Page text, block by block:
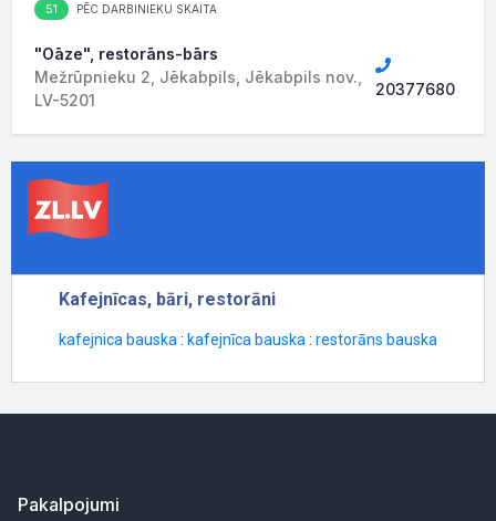
51 PĒC DARBINIEKU SKAITA
"Oāze", restorāns-bārs
Mežrūpnieku 2, Jēkabpils, Jēkabpils nov.,
LV-5201
20377680
Pakalpojumi